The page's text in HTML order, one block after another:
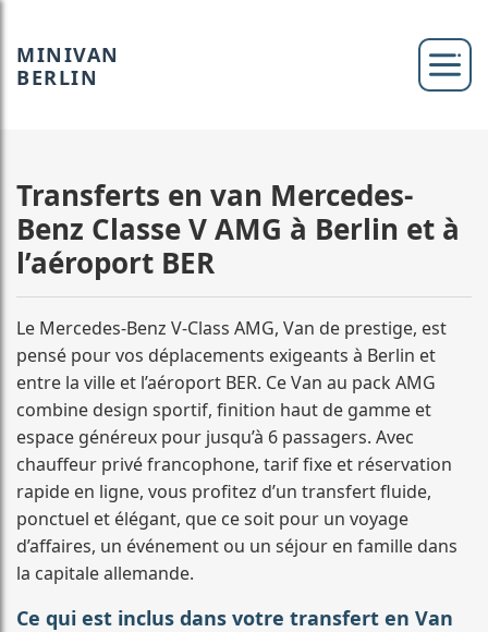
MINIVAN
BERLIN
Transferts en van Mercedes-
Benz Classe V AMG à Berlin et à
l’aéroport BER
Le Mercedes-Benz V-Class AMG, Van de prestige, est
pensé pour vos déplacements exigeants à Berlin et
entre la ville et l’aéroport BER. Ce Van au pack AMG
combine design sportif, finition haut de gamme et
espace généreux pour jusqu’à 6 passagers. Avec
chauffeur privé francophone, tarif fixe et réservation
rapide en ligne, vous profitez d’un transfert fluide,
ponctuel et élégant, que ce soit pour un voyage
d’affaires, un événement ou un séjour en famille dans
la capitale allemande.
Ce qui est inclus dans votre transfert en Van